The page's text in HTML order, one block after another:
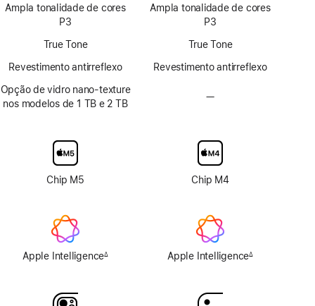
rodapé
Ampla tonalidade de cores
P3
True Tone
Revestimento antirreflexo
Opção de vidro nano-texture
nos modelos de 1 TB e 2 TB
Chip M5
Apple Intelligence∆
rodapé
ProMotion
Ampla tonalidade de cores
P3
True Tone
Revestimento antirreflexo
—Sem
vidro
nano-
texture
Chip M4
Apple Intelligence∆